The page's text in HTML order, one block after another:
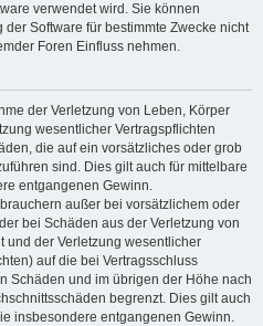
verwendet wird. Sie können
Software für bestimmte Zwecke nicht
Foren Einfluss nehmen.
der Verletzung von Leben, Körper
wesentlicher Vertragspflichten
die auf ein vorsätzliches oder grob
sind. Dies gilt auch für mittelbare
entgangenen Gewinn.
außer bei vorsätzlichem oder
bei Schäden aus der Verletzung von
und der Verletzung wesentlicher
auf die bei Vertragsschluss
Schäden und im übrigen der Höhe nach
begrenzt. Dies gilt auch
insbesondere entgangenen Gewinn.